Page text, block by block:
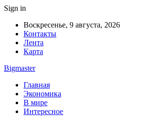
Sign in
Воскресенье, 9 августа, 2026
Контакты
Лента
Карта
Bigmaster
Главная
Экономика
В мире
Интересное